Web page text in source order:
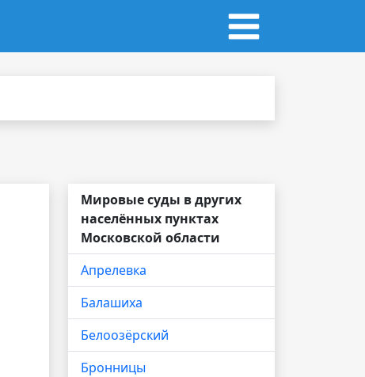
Мировые суды в других
населённых пунктах
Московской области
Апрелевка
Балашиха
Белоозёрский
Бронницы